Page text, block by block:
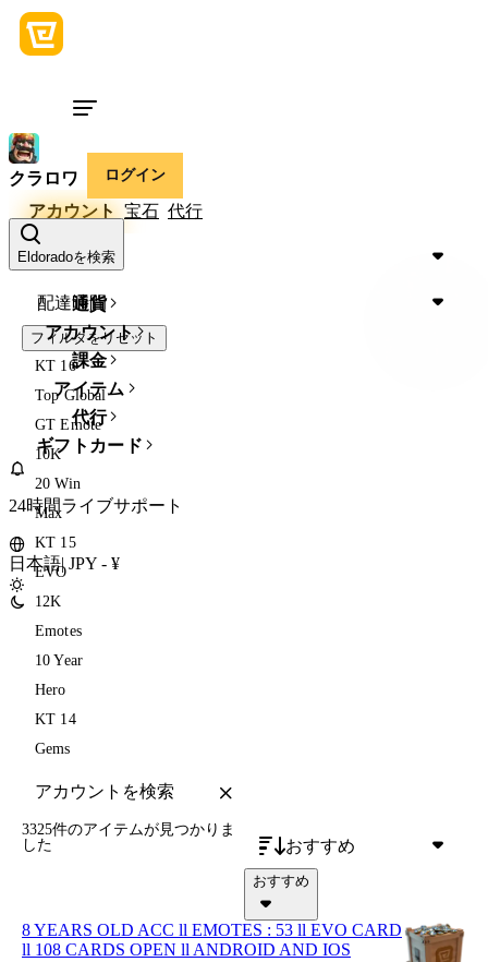
ログイン
Eldoradoを検索
通貨
アカウント
課金
アイテム
代行
ギフトカード
24時間ライブサポート
日本語|JPY - ¥
クラロワ
アカウント 宝石 代行
価格
配達時間
フィルタをリセット
KT 16
Top Global
GT Emote
10K
20 Win
Max
KT 15
EVO
12K
Emotes
10 Year
Hero
KT 14
Gems
おすすめ
おすすめ
3325件のアイテムが見つかりま
した
8 YEARS OLD ACC ll EMOTES : 53 ll EVO CARD
ll 108 CARDS OPEN ll ANDROID AND IOS